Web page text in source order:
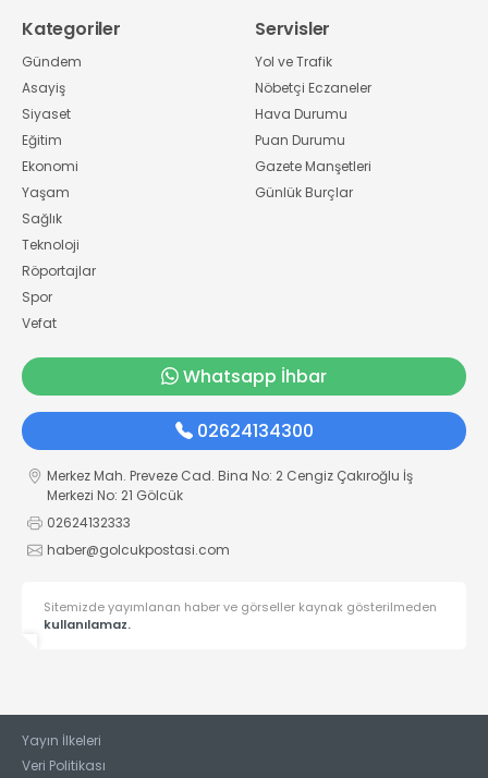
Kategoriler
Gündem
Asayiş
Siyaset
Eğitim
Ekonomi
Yaşam
Sağlık
Teknoloji
Röportajlar
Spor
Vefat
Servisler
Yol ve Trafik
Nöbetçi Eczaneler
Hava Durumu
Puan Durumu
Gazete Manşetleri
Günlük Burçlar
Whatsapp İhbar
02624134300
Merkez Mah. Preveze Cad. Bina No: 2 Cengiz Çakıroğlu İş
Merkezi No: 21 Gölcük
02624132333
haber@golcukpostasi.com
Sitemizde yayımlanan haber ve görseller kaynak gösterilmeden
kullanılamaz.
Yayın İlkeleri
Veri Politikası